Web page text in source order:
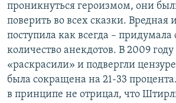
проникнуться героизмом, они
поверить во всех сказки. Вредная
поступила как всегда – придумала
количество анекдотов. В 2009
«раскрасили» и подвергли
была сокращена на 21-33
в принципе не отрицал, что